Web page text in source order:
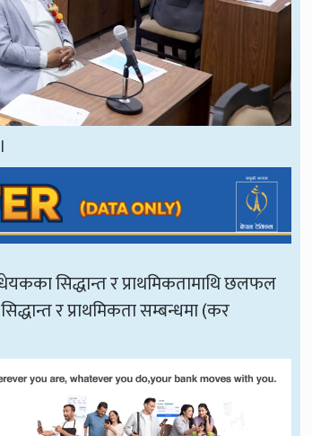
सिद्धान्त र प्राथमिकतामाथि छलफल
र प्राथमिकता सम्बन्धमा (कर